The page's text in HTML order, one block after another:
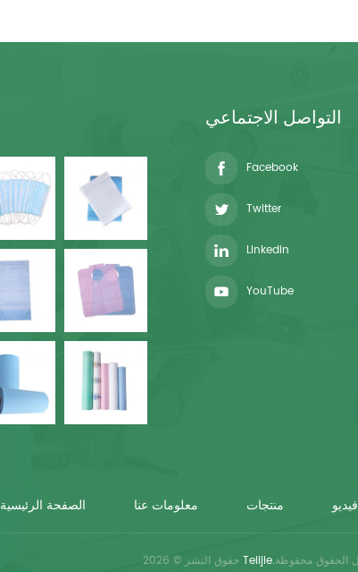
التواصل الاجتماعي
Facebook
Twitter
Linkedin
YouTube
الصفحة الرئيسية معلومات عنا منتجات فيديو
Telijie.